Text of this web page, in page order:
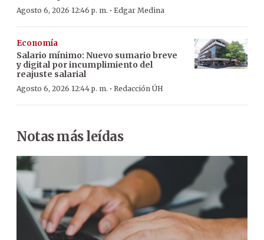
Agosto 6, 2026 12:46 p. m. · Edgar Medina
Economía
Salario mínimo: Nuevo sumario breve
y digital por incumplimiento del
reajuste salarial
Agosto 6, 2026 12:44 p. m. · Redacción ÚH
Notas más leídas